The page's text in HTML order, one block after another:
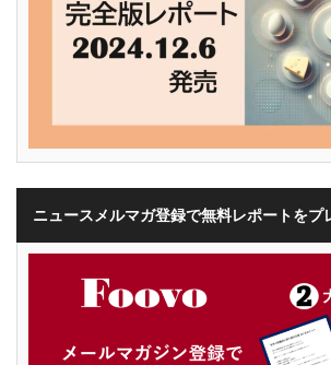
ニュースメルマガ登録で無料レポートをプ